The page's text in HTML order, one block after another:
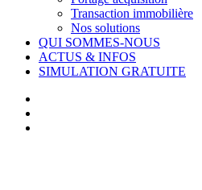
Transaction immobilière
Nos solutions
QUI SOMMES-NOUS
ACTUS & INFOS
SIMULATION GRATUITE